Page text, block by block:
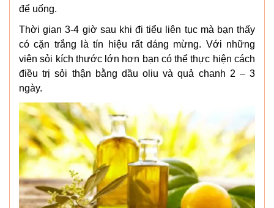
để uống.
Thời gian 3-4 giờ sau khi đi tiểu liên tục mà bạn thấy
có cặn trắng là tín hiệu rất dáng mừng. Với những
viên sỏi kích thước lớn hơn bạn có thể thực hiện cách
điều trị sỏi thận bằng dầu oliu và quả chanh 2 – 3
ngày.